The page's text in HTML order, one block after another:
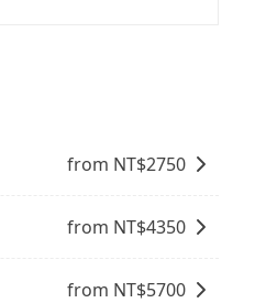
from NT$2750
from NT$4350
from NT$5700